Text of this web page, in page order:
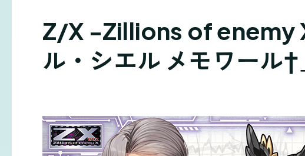
Z/X -Zillions of enemy
ル・シエル メモワール†